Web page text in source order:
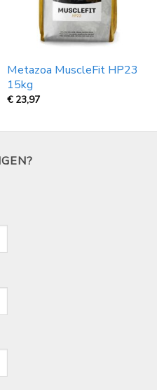
Metazoa MuscleFit HP23
15kg
€ 23,97